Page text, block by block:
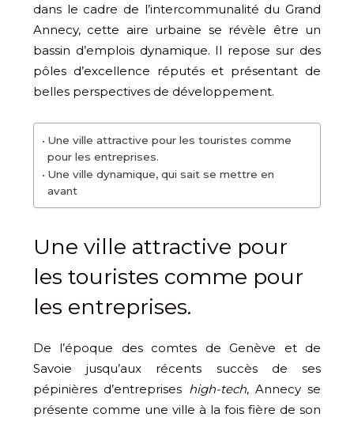
dans le cadre de l’intercommunalité du Grand
Annecy, cette aire urbaine se révèle être un
bassin d’emplois dynamique. Il repose sur des
pôles d’excellence réputés et présentant de
belles perspectives de développement.
Une ville attractive pour les touristes comme
pour les entreprises.
Une ville dynamique, qui sait se mettre en
avant
Une ville attractive pour
les touristes comme pour
les entreprises.
De l’époque des comtes de Genève et de
Savoie jusqu’aux récents succès de ses
pépinières d’entreprises high-tech, Annecy se
présente comme une ville à la fois fière de son